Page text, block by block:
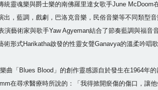
統靈魂樂與爵士樂的南佛羅里達女歌手June
出，藍調，戲劇，巴洛克音樂，民俗音樂等不同類型
演藝術家與歌手Yaw Agyeman結合了節奏藍調與福
形式Harikatha啟發的性靈女聲Ganavya的溫柔吟唱
曲「Blues Blood」的創作靈感源自於發生在1964年
在尋求醫療時所說的：「我得掀開瘀傷的傷口，